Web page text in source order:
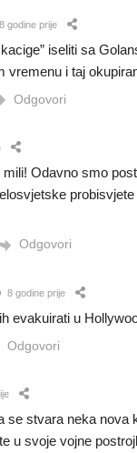
8 godine prije
iseliti sa
vremenu i taj
Odgovori
mili! Odavno smo
Odgovori
8 godine prije
evakuirati u
Odgovori
se stvara neka nova
u svoje vojne